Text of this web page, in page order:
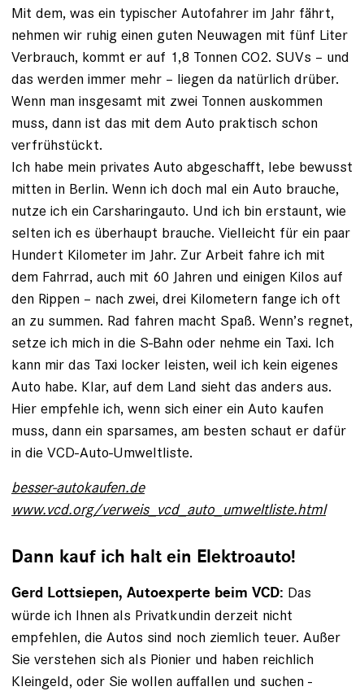
Mit dem, was ein typischer Autofahrer im Jahr fährt,
nehmen wir ruhig einen guten Neuwagen mit fünf Liter
Verbrauch, kommt er auf 1,8 Tonnen CO2. SUVs – und
das werden immer mehr – liegen da natürlich drüber.
Wenn man insgesamt mit zwei Tonnen auskommen
muss, dann ist das mit dem Auto ­praktisch schon
verfrühstückt.
Ich habe mein privates Auto abgeschafft, lebe bewusst
mitten in Berlin. Wenn ich doch mal ein Auto brauche,
nutze ich ein Carsharingauto. Und ich bin erstaunt, wie
selten ich es überhaupt brauche. Vielleicht für ein paar
Hundert Kilometer im Jahr. Zur Arbeit fahre ich mit
dem Fahrrad, auch mit 60 Jahren und einigen Kilos auf
den Rippen – nach zwei, drei Kilometern fange ich oft
an zu summen. Rad fahren macht Spaß. Wenn’s regnet,
setze ich mich in die S-Bahn oder nehme ein Taxi. Ich
kann mir das Taxi locker leisten, weil ich kein eigenes
Auto ­habe. Klar, auf dem Land sieht das anders aus.
Hier empfehle ich, wenn sich einer ein Auto kaufen
muss, dann ein sparsames, am besten schaut er dafür
in die VCD-Auto-Umweltliste.
besser-autokaufen.de
www.vcd.org/verweis_vcd_auto_umweltliste.html
Dann kauf ich halt ein Elektroauto!
Gerd Lottsiepen, Autoexperte beim VCD: Das
würde ich Ihnen als Privatkundin derzeit nicht
empfehlen, die Autos sind noch ziemlich teuer. Außer
Sie verstehen sich als Pionier und haben reichlich
Kleingeld, oder Sie wollen auffallen und suchen ­